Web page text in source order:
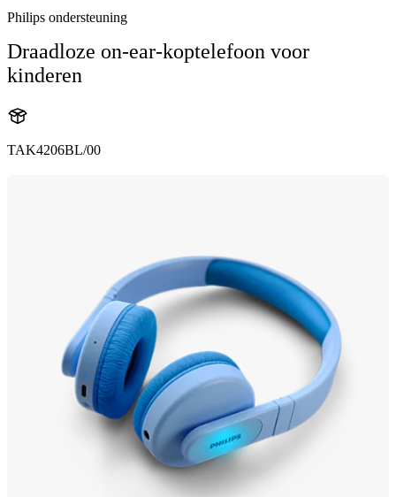
Philips ondersteuning
Draadloze on-ear-koptelefoon voor
kinderen
TAK4206BL/00